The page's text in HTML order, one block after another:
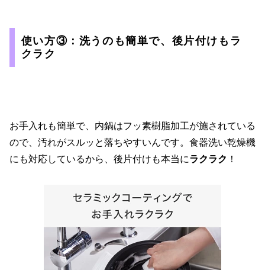
使い方③：洗うのも簡単で、後片付けもラ
クラク
お手入れも簡単で、内鍋はフッ素樹脂加工が施されている
ので、汚れがスルッと落ちやすいんです。食器洗い乾燥機
にも対応しているから、後片付けも本当にラクラク ！